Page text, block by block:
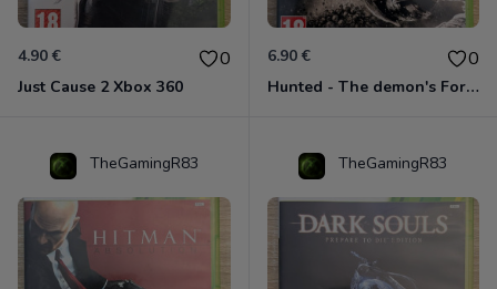
4.90 € 0
Just Cause 2 Xbox 360
6.90 € 0
Hunted - The demon's Forge Xbox 360 (Complet CIB)
TheGamingR83 TheGamingR83